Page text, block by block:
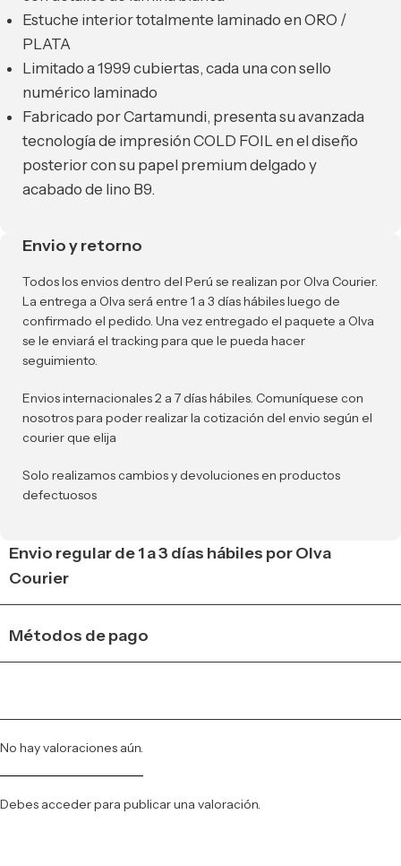
Estuche interior totalmente laminado en ORO /
PLATA
Limitado a 1999 cubiertas, cada una con sello
numérico laminado
Fabricado por Cartamundi, presenta su avanzada
tecnología de impresión COLD FOIL en el diseño
posterior con su papel premium delgado y
acabado de lino B9.
Envio y retorno
Todos los envios dentro del Perú se realizan por Olva Courier.
La entrega a Olva será entre 1 a 3 días hábiles luego de
confirmado el pedido. Una vez entregado el paquete a Olva
se le enviará el tracking para que le pueda hacer
seguimiento.
Envios internacionales 2 a 7 días hábiles. Comuníquese con
nosotros para poder realizar la cotización del envio según el
courier que elija
Solo realizamos cambios y devoluciones en productos
defectuosos
Envio regular de 1 a 3 días hábiles por Olva
Courier
Métodos de pago
No hay valoraciones aún.
Debes accederpara publicar una valoración.